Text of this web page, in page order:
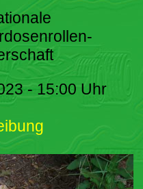
- 15:00 Uhr